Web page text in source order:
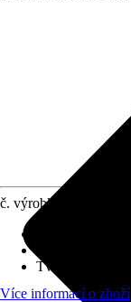
č. výrobku
Tvar
Více informací o zboží